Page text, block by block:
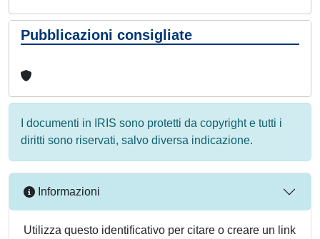
Pubblicazioni consigliate
I documenti in IRIS sono protetti da copyright e tutti i
diritti sono riservati, salvo diversa indicazione.
Informazioni
Utilizza questo identificativo per citare o creare un link